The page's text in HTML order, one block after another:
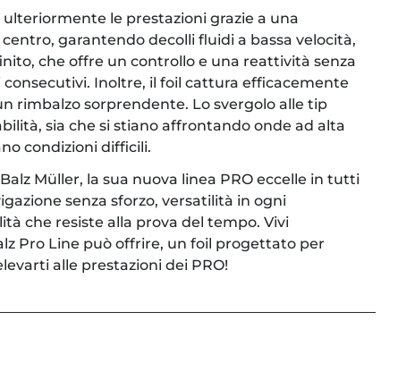
ulteriormente le prestazioni grazie a una
garantendo decolli fluidi a bassa velocità,
che offre un controllo e una reattività senza
Inoltre, il foil cattura efficacemente
rimbalzo sorprendente. Lo svergolo alle tip
sia che si stiano affrontando onde ad alta
condizioni difficili.
Müller, la sua nuova linea PRO eccelle in tutti
senza sforzo, versatilità in ogni
che resiste alla prova del tempo. Vivi
Pro Line può offrire, un foil progettato per
alle prestazioni dei PRO!